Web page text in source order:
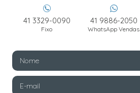
41 3329-0090
Fixo
41 9886-2050
WhatsApp Vendas